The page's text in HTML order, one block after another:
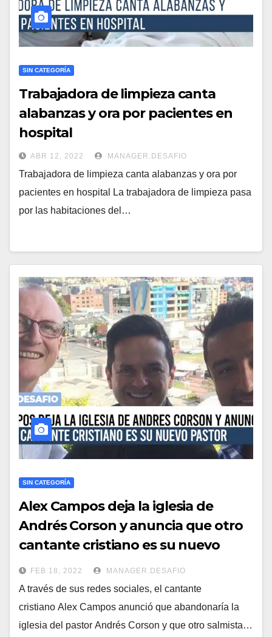
SIN CATEGORÍA
Trabajadora de limpieza canta
alabanzas y ora por pacientes en
hospital
ABR 12, 2022 MANAGER.DESAFIO
Trabajadora de limpieza canta alabanzas y ora por
pacientes en hospital La trabajadora de limpieza pasa
por las habitaciones del…
SIN CATEGORÍA
Alex Campos deja la iglesia de
Andrés Corson y anuncia que otro
cantante cristiano es su nuevo
pastor
FEB 18, 2022 MANAGER.DESAFIO
A través de sus redes sociales, el cantante
cristiano Alex Campos anunció que abandonaría la
iglesia del pastor Andrés Corson y que otro salmista…